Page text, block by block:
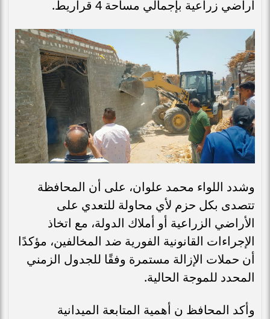
أراضي زراعية بإجمالي مساحة 4 قراريط.
وشدد اللواء محمد علوان، على أن المحافظة
تتصدى بكل حزم لأي محاولة للتعدي على
الأراضي الزراعية أو أملاك الدولة، مع اتخاذ
الإجراءات القانونية الفورية ضد المخالفين، مؤكدًا
أن حملات الإزالة مستمرة وفقًا للجدول الزمني
المحدد للموجة الحالية.
وأكد المحافظ ن أهمية المتابعة الميدانية